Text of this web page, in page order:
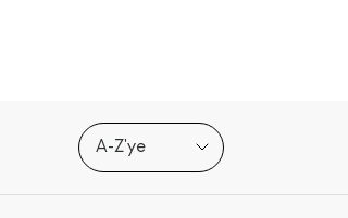
A-Z'ye